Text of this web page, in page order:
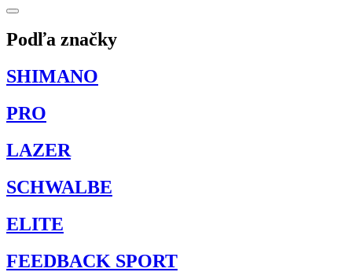
Podľa značky
SHIMANO
PRO
LAZER
SCHWALBE
ELITE
FEEDBACK SPORT